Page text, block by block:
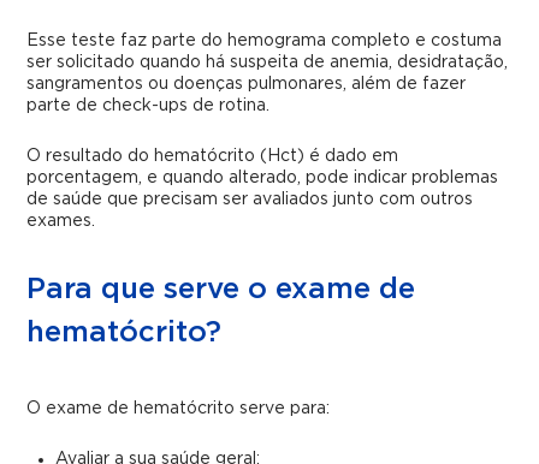
Esse teste faz parte do hemograma completo e costuma
ser solicitado quando há suspeita de anemia, desidratação,
sangramentos ou doenças pulmonares, além de fazer
parte de check-ups de rotina.
O resultado do hematócrito (Hct) é dado em
porcentagem, e quando alterado, pode indicar problemas
de saúde que precisam ser avaliados junto com outros
exames.
Para que serve o exame de
hematócrito?
O exame de hematócrito serve para:
Avaliar a sua saúde geral;